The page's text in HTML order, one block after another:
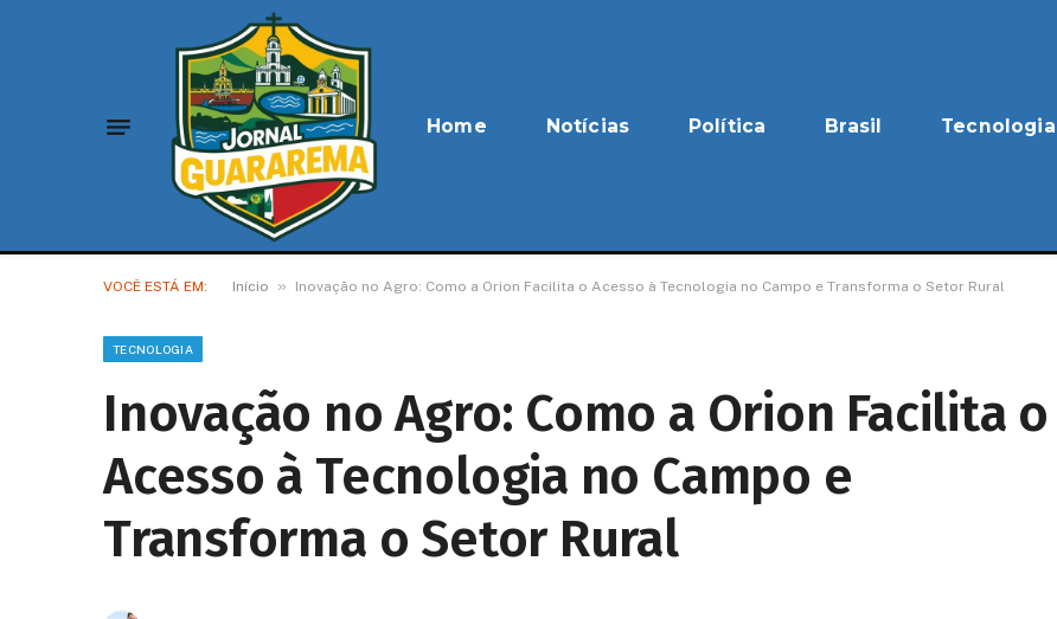
Home Notícias Política Brasil Tecnologia
VOCÊ ESTÁ EM: Início » Inovação no Agro: Como a Orion Facilita o Acesso à Tecnologia no Campo e Transforma o Setor Rural
TECNOLOGIA
Inovação no Agro: Como a Orion Facilita o
Acesso à Tecnologia no Campo e
Transforma o Setor Rural